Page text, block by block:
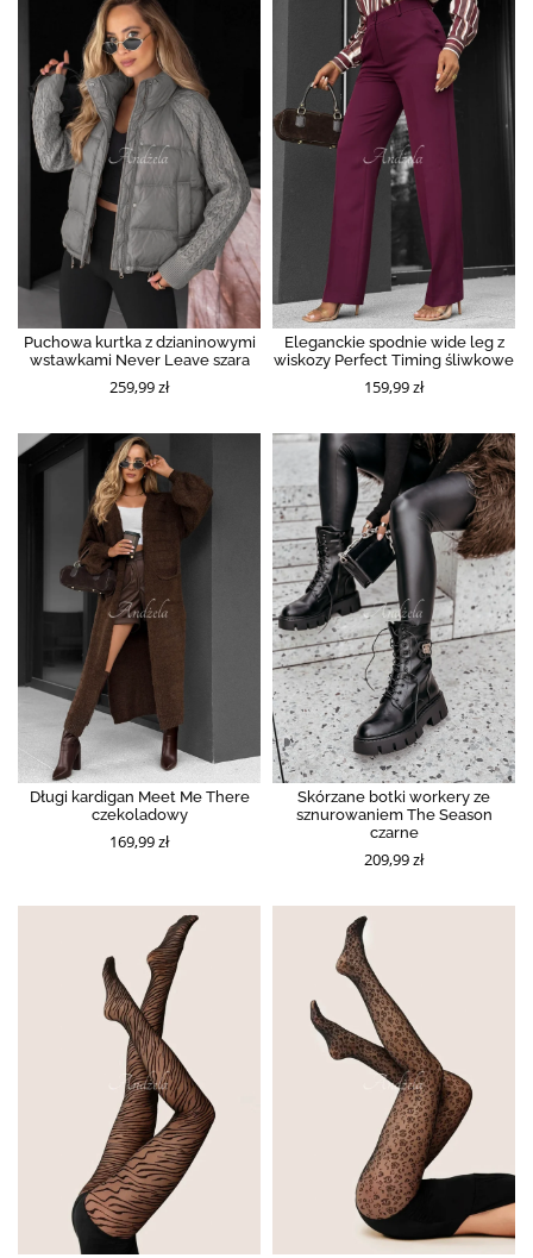
Puchowa kurtka z dzianinowymi
wstawkami Never Leave szara
259,99 zł
Eleganckie spodnie wide leg z
wiskozy Perfect Timing śliwkowe
159,99 zł
Długi kardigan Meet Me There
czekoladowy
169,99 zł
Skórzane botki workery ze
sznurowaniem The Season
czarne
209,99 zł